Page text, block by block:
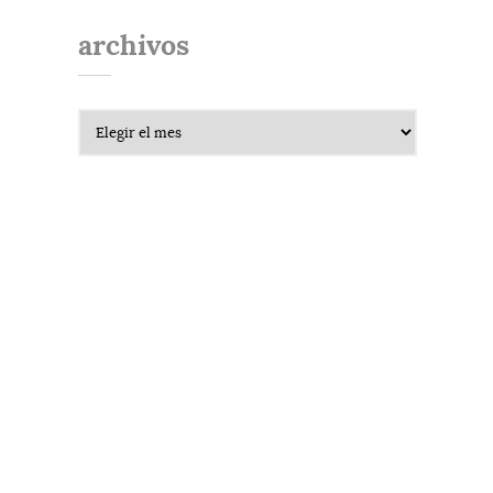
archivos